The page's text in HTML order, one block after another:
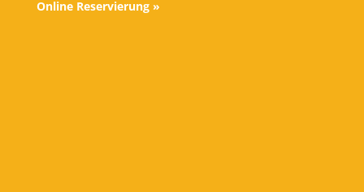
Online Reservierung »